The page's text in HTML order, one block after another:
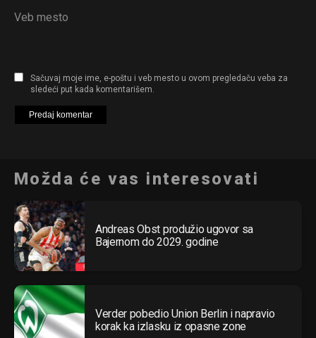
Veb mesto
Sačuvaj moje ime, e-poštu i veb mesto u ovom pregledaču veba za
sledeći put kada komentarišem.
Možda će vas interesovati
Andreas Obst produžio ugovor sa
Bajernom do 2029. godine
Verder pobedio Union Berlin i napravio
korak ka izlasku iz opasne zone